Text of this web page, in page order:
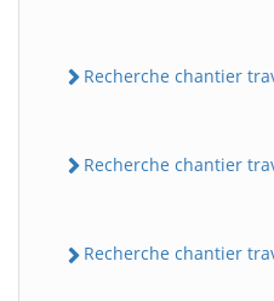
Recherche chantier
Recherche chantier
Recherche chantier